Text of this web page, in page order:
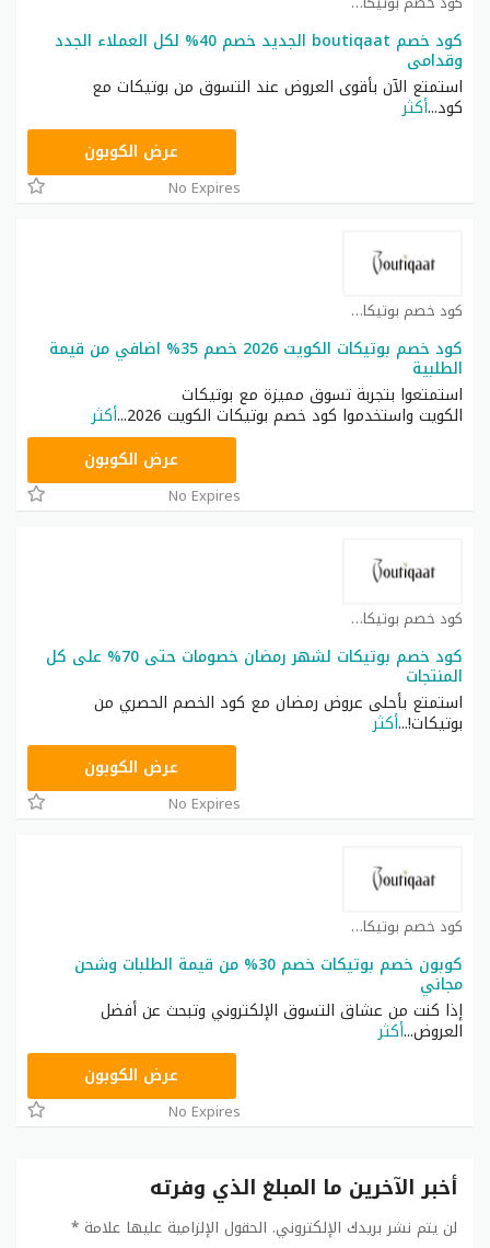
كود خصم boutiqaat الجديد خصم 40% لكل العملاء الجدد
وقدامى
استمتع الآن بأقوى العروض عند التسوق من بوتيكات مع
كود...أكثر
BOT40عرض الكوبون
No Expires
كود خصم بوتيكات كوبون
كود خصم بوتيكات الكويت 2026 خصم 35% اضافي من قيمة
الطلبية
استمتعوا بتجربة تسوق مميزة مع بوتيكات
الكويت واستخدموا كود خصم بوتيكات الكويت 2026 ...أكثر
ONRUN20
عرض الكوبون
No Expires
كود خصم بوتيكات كوبون
كود خصم بوتيكات لشهر رمضان خصومات حتى 70% على كل
المنتجات
استمتع بأحلى عروض رمضان مع كود الخصم الحصري من
بوتيكات!...أكثر
ONRUN20
عرض الكوبون
No Expires
كود خصم بوتيكات كوبون
كوبون خصم بوتيكات خصم 30% من قيمة الطلبات وشحن
مجاني
إذا كنت من عشاق التسوق الإلكتروني وتبحث عن أفضل
العروض...أكثر
BOT30عرض الكوبون
No Expires
أخبر الآخرين ما المبلغ الذي وفرته
لن يتم نشر بريدك الإلكتروني. الحقول الإلزامية عليها علامة *